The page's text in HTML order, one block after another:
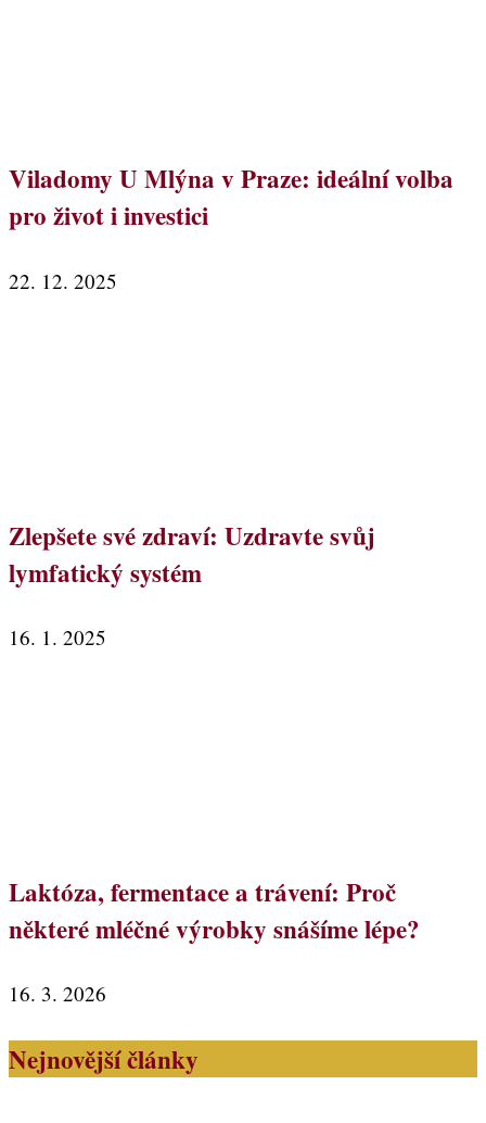
Viladomy U Mlýna v Praze: ideální volba
pro život i investici
22. 12. 2025
Zlepšete své zdraví: Uzdravte svůj
lymfatický systém
16. 1. 2025
Laktóza, fermentace a trávení: Proč
některé mléčné výrobky snášíme lépe?
16. 3. 2026
Nejnovější články